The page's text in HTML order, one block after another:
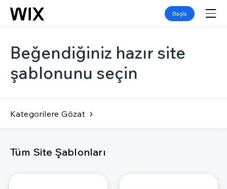
Başla
Beğendiğiniz hazır site
şablonunu seçin
Kategorilere Gözat
Tüm Site Şablonları